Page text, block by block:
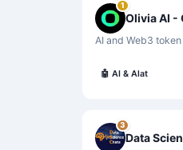
1
Olivia AI -
AI and Web3
🤖 AI & Alat
3
Data